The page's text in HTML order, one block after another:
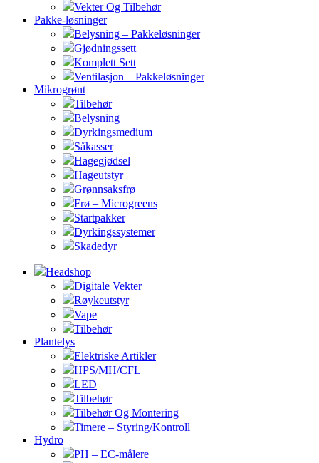
Vekter Og Tilbehør
Pakke-løsninger
Belysning – Pakkeløsninger
Gjødningssett
Komplett Sett
Ventilasjon – Pakkeløsninger
Mikrogrønt
Tilbehør
Belysning
Dyrkingsmedium
Såkasser
Hagegjødsel
Hageutstyr
Grønnsaksfrø
Frø – Microgreens
Startpakker
Dyrkingssystemer
Skadedyr
Headshop
Digitale Vekter
Røykeutstyr
Vape
Tilbehør
Plantelys
Elektriske Artikler
HPS/MH/CFL
LED
Tilbehør
Tilbehør Og Montering
Timere – Styring/Kontroll
Hydro
PH – EC-målere